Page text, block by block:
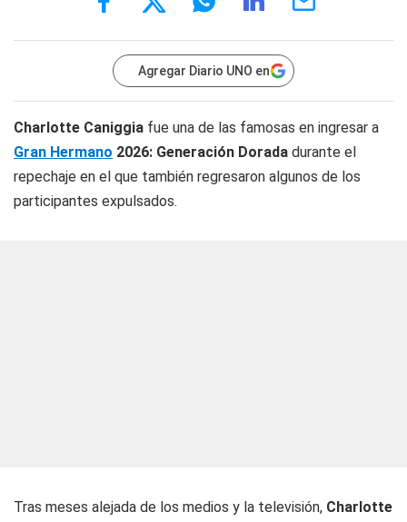
Agregar Diario UNO en
Charlotte Caniggia fue una de las famosas en ingresar a
Gran Hermano 2026: Generación Dorada durante el
repechaje en el que también regresaron algunos de los
participantes expulsados.
Tras meses alejada de los medios y la televisión, Charlotte